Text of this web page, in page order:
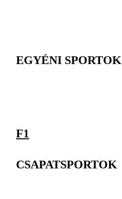
EGYÉNI SPORTOK
F1
CSAPATSPORTOK